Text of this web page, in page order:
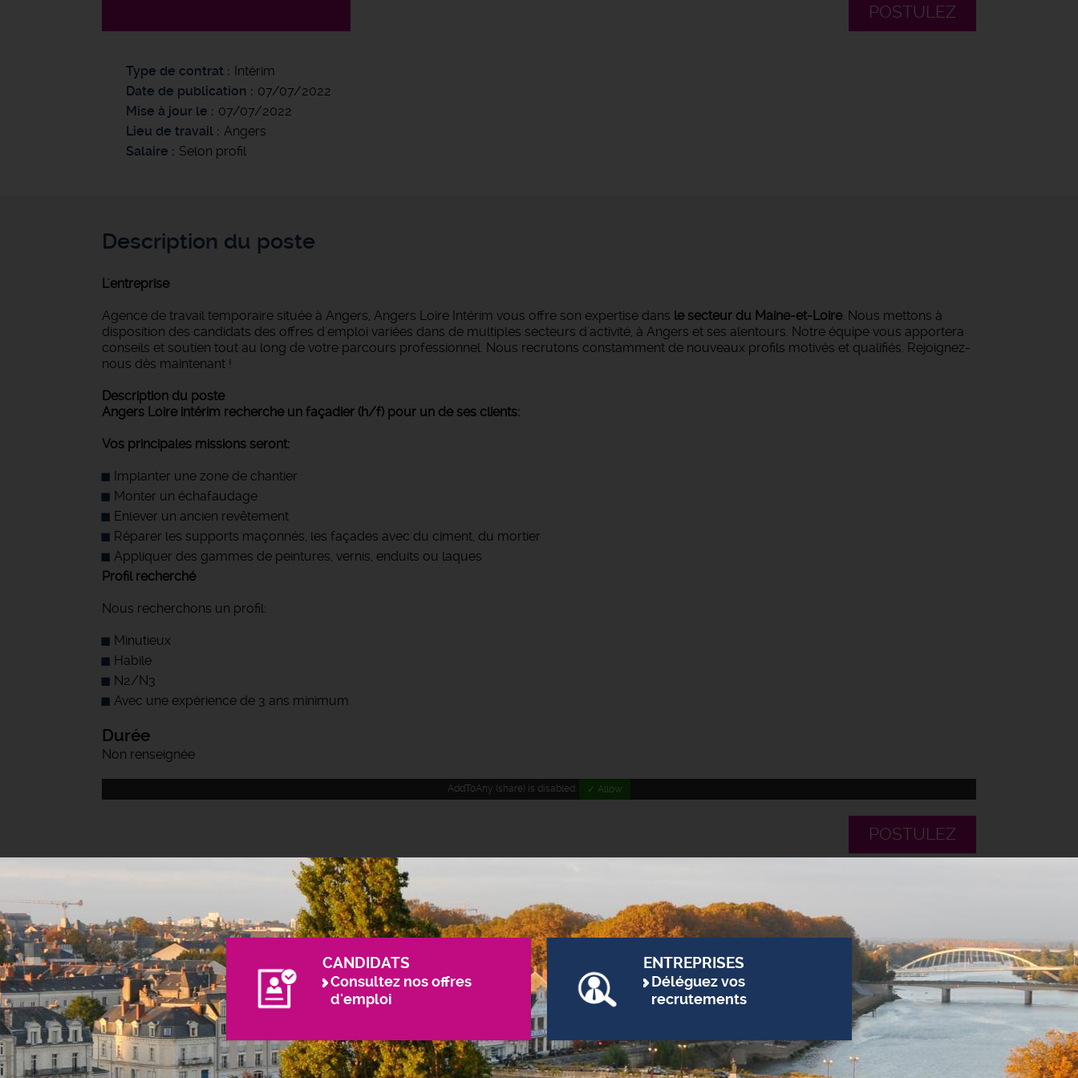
POSTULEZ
Type de contrat
Intérim
Date de publication
07/07/2022
Mise à jour le
07/07/2022
Lieu de travail
Angers
Salaire
Selon profil
Description du poste
L'entreprise
Agence de travail temporaire située à Angers, Angers Loire Intérim vous offre son expertise dans le secteur du Maine-et-Loire. Nous mettons à
disposition des candidats des offres d'emploi variées dans de multiples secteurs d'activité, à Angers et ses alentours. Notre équipe vous apportera
conseils et soutien tout au long de votre parcours professionnel. Nous recrutons constamment de nouveaux profils motivés et qualifiés. Rejoignez-
nous dès maintenant !
Description du poste
Angers Loire intérim recherche un façadier (h/f) pour un de ses clients:
Vos principales missions seront:
Implanter une zone de chantier
Monter un échafaudage
Enlever un ancien revêtement
Réparer les supports maçonnés, les façades avec du ciment, du mortier
Appliquer des gammes de peintures, vernis, enduits ou laques
Profil recherché
Nous recherchons un profil:
Minutieux
Habile
N2/N3
Avec une expérience de 3 ans minimum
Durée
Non renseignée
AddToAny (share) is disabled. ✓ Allow
POSTULEZ
CANDIDATS
Consultez nos offres
d'emploi
ENTREPRISES
Déléguez vos
recrutements